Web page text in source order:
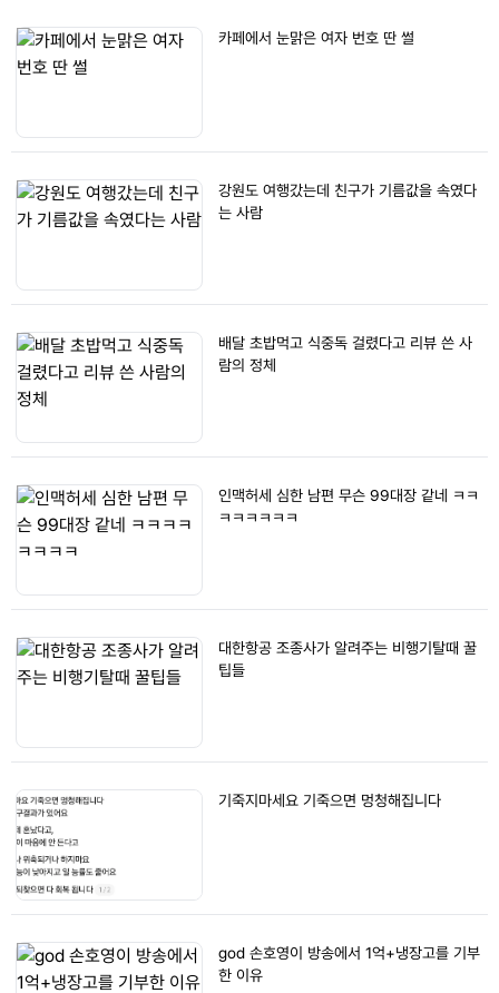
카페에서 눈맑은 여자 번호 딴 썰
강원도 여행갔는데 친구가 기름값을 속였다
는 사람
배달 초밥먹고 식중독 걸렸다고 리뷰 쓴 사
람의 정체
인맥허세 심한 남편 무슨 99대장 같네 ㅋㅋ
ㅋㅋㅋㅋㅋㅋ
대한항공 조종사가 알려주는 비행기탈때 꿀
팁들
기죽지마세요 기죽으면 멍청해집니다
god 손호영이 방송에서 1억+냉장고를 기부
한 이유